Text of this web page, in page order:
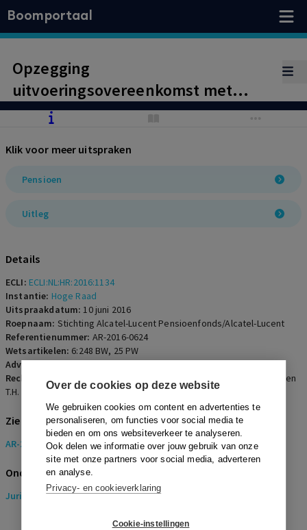
Over de cookies op deze website
We gebruiken cookies om content en advertenties te
personaliseren, om functies voor social media te
bieden en om ons websiteverkeer te analyseren.
Ook delen we informatie over jouw gebruik van onze
site met onze partners voor social media, adverteren
en analyse.
Privacy- en cookieverklaring
Cookie-instellingen
Boomportaal
Opzegging
uitvoeringsovereenkomst met
ondernemingspensioenfonds
zijn met artikel 6:248 BW waarbij
betekenis toekomt aan artikel 25
Klik voor meer uitspraken
Pensioen
Uitleg
Details
ECLI: ECLI:NL:HR:2016:1134
Instantie: Hoge Raad
Uitspraakdatum:10 juni 2016
Roepnaam: Stichting Alcatel-Lucent Pensioenfonds/Alcatel-Lucent
Referentienummer: AR-2016-0624
Wetsartikelen: 6:248 BW, 25 PW
Advocaten:H.J.W. Alt en S.F. Sagel
Rechters:G. de Groot, A.H.T. Heisterkamp, E.J. Numann, G. Snijders en
T.H. den Tanja-van Broek
Zie ook
AR-2014-0779
Onderwerpen
Juridisch> Pensioenrecht